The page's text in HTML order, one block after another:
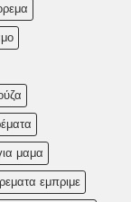
μαμα
εμπριμε